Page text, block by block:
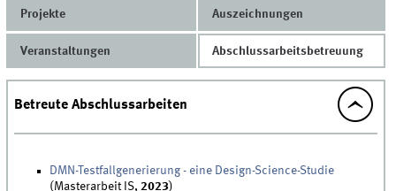
Projekte Auszeichnungen
Veranstaltungen Abschlussarbeitsbetreuung
Betreute Abschlussarbeiten
DMN-Testfallgenerierung - eine Design-Science-Studie
(Masterarbeit IS,2023)